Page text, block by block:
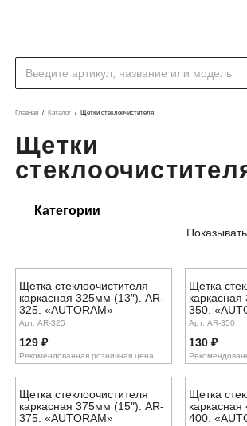
Главная Каталог Щетки стеклоочистителя
Щетки
Щетка стеклоочистителя
каркасная 325мм (13″). AR-
325. «AUTORAM»
Арт. AR-325
129₽
Рекомендованная розничная цена
Щетка
350.
Арт. AR-350
130 ₽
Щетка стеклоочистителя
каркасная 375мм (15″). AR-
375. «AUTORAM»
Щетка
400.
Категории